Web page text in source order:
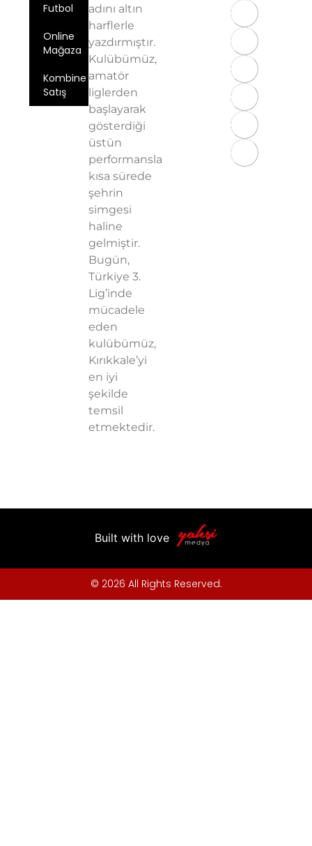
adını altın
harflerle
yazdırmıştır.
Kulübümüz,
amatör
liglerden
başlayarak
gösterdiği
üstün
performansla
kısa sürede
şehrin
simgesi
haline
gelmiştir.
Bugün,
Türkiye 3.
Lig’inde
mücadele
eden
kulübümüz,
Kırıkkale’yi
en iyi
şekilde
temsil
etmektedir.
Futbol
Online
Mağaza
Kombine
Satış
Built with love
© 2026 All Rights Reserved.